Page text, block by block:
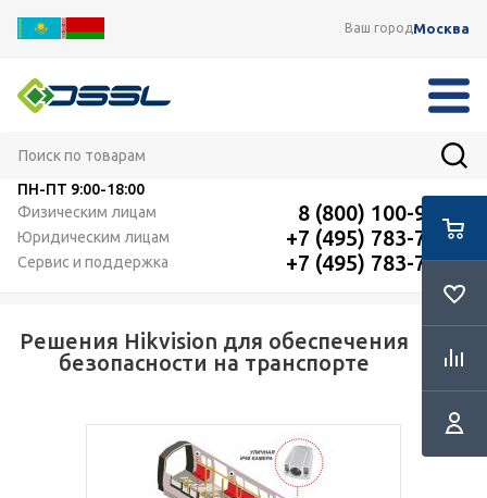
Ваш городМосква
ПН-ПТ 9:00-18:00
Физическим лицам
8 (800) 100-91-12
Юридическим лицам +7 (495) 783-72-87
Сервис и поддержка +7 (495) 783-72-87
Решения Hikvision для обеспечения
безопасности на транспорте
RSS